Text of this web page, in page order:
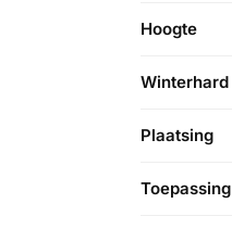
Hoogte
Winterhard
Plaatsing
Toepassing